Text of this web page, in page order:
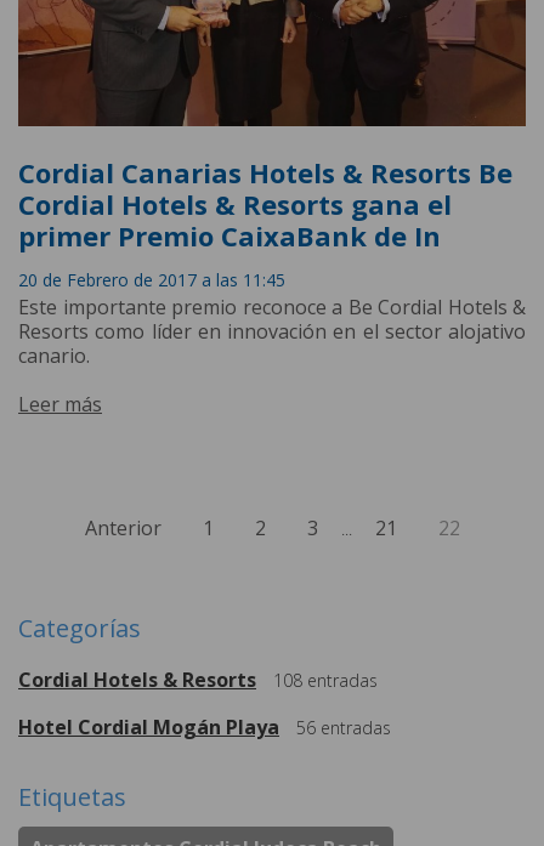
Cordial Canarias Hotels & Resorts Be
Cordial Hotels & Resorts gana el
primer Premio CaixaBank de In
20 de Febrero de 2017 a las 11:45
Este importante premio reconoce a Be Cordial Hotels &
Resorts como líder en innovación en el sector alojativo
canario.
Leer más
Anterior 1 2 3 21 22
Categorías
Cordial Hotels & Resorts 108 entradas
Hotel Cordial Mogán Playa 56 entradas
Etiquetas